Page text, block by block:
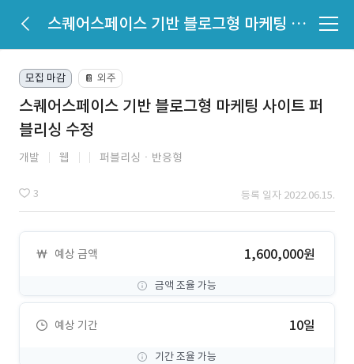
스퀘어스페이스 기반 블로그형 마케팅 사이트 퍼블리싱 수정
모집 마감 📔 외주
스퀘어스페이스 기반 블로그형 마케팅 사이트 퍼
블리싱 수정
개발 웹 퍼블리싱ㆍ반응형
3 등록 일자 2022.06.15.
예상 금액 1,600,000원
금액 조율 가능
예상 기간 10일
기간 조율 가능